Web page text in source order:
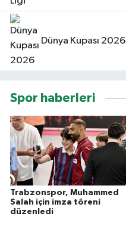
Dünya Kupası 2026
Spor haberleri
Trabzonspor, Muhammed
Salah için imza töreni
düzenledi